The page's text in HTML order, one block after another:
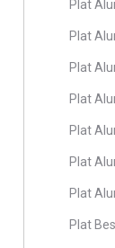
Plat
Plat
Plat
Plat
Plat
Plat
Plat
Plat